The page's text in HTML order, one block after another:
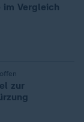
im Vergleich
zur